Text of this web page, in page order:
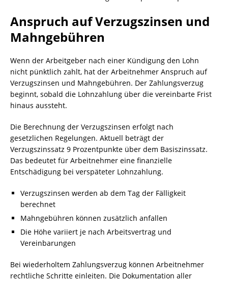
Anspruch auf Verzugszinsen und
Mahngebühren
Wenn der Arbeitgeber nach einer Kündigung den Lohn
nicht pünktlich zahlt, hat der Arbeitnehmer Anspruch auf
Verzugszinsen und Mahngebühren. Der Zahlungsverzug
beginnt, sobald die Lohnzahlung über die vereinbarte Frist
hinaus aussteht.
Die Berechnung der Verzugszinsen erfolgt nach
gesetzlichen Regelungen. Aktuell beträgt der
Verzugszinssatz 9 Prozentpunkte über dem Basiszinssatz.
Das bedeutet für Arbeitnehmer eine finanzielle
Entschädigung bei verspäteter Lohnzahlung.
Verzugszinsen werden ab dem Tag der Fälligkeit
berechnet
Mahngebühren können zusätzlich anfallen
Die Höhe variiert je nach Arbeitsvertrag und
Vereinbarungen
Bei wiederholtem Zahlungsverzug können Arbeitnehmer
rechtliche Schritte einleiten. Die Dokumentation aller